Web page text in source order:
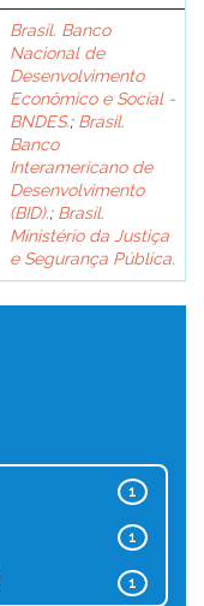
Brasil. Banco
Nacional de
Desenvolvimento
Econômico e Social -
BNDES.; Brasil.
Banco
Interamericano de
Desenvolvimento
(BID).; Brasil.
Ministério da Justiça
e Segurança Pública.
1
1
1